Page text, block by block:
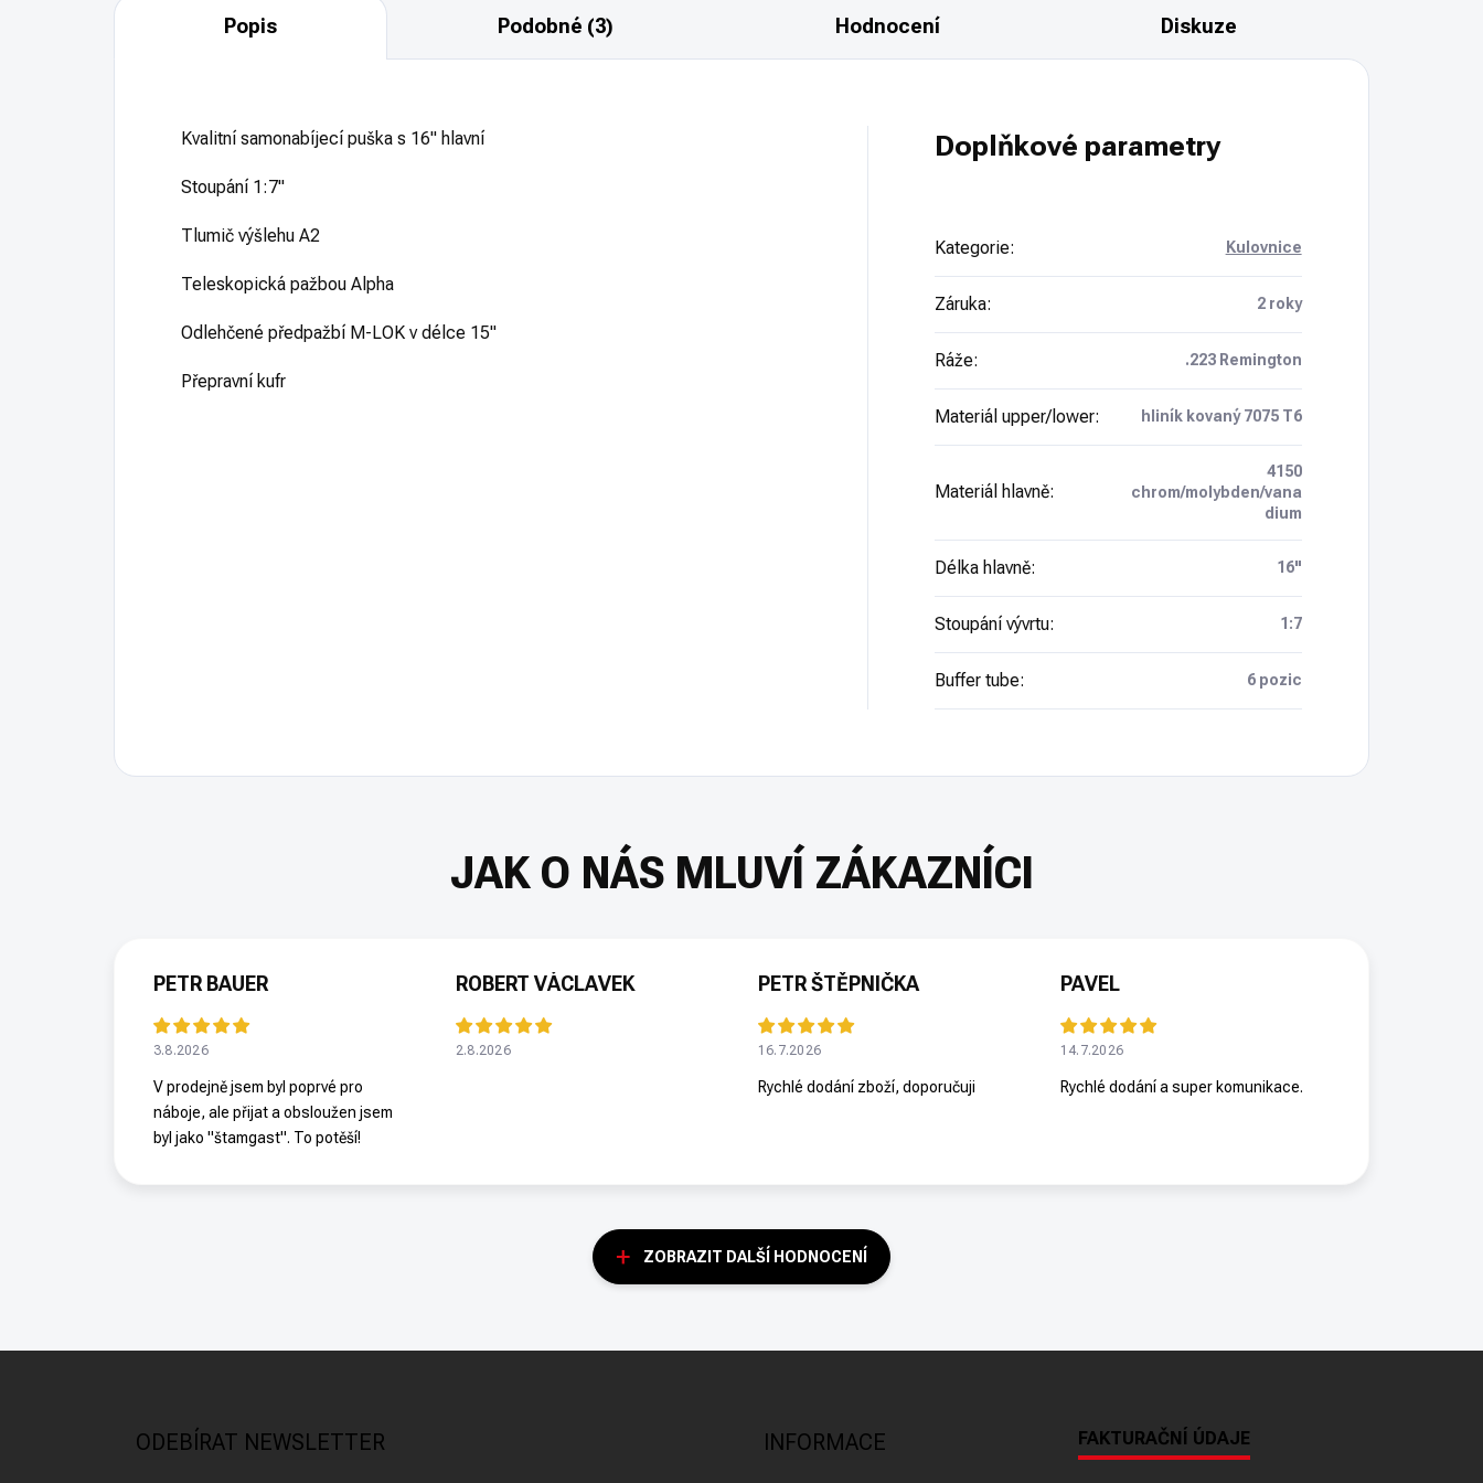
Popis Podobné (3) Hodnocení Diskuze
Kvalitní samonabíjecí puška s 16" hlavní
Stoupání 1:7"
Tlumič výšlehu A2
Teleskopická pažbou Alpha
Odlehčené předpažbí M-LOK v délce 15"
Přepravní kufr
Doplňkové parametry
Kategorie: Kulovnice
Záruka: 2 roky
Ráže: .223 Remington
Materiál upper/lower: hliník kovaný 7075 T6
Materiál hlavně:
4150
chrom/molybden/vana
dium
Délka hlavně: 16"
Stoupání vývrtu: 1:7
Buffer tube: 6 pozic
PETR BAUER
3.8.2026
V prodejně jsem byl poprvé pro
náboje, ale přijat a obsloužen jsem
byl jako "štamgast". To potěší!
ROBERT VÁCLAVEK
2.8.2026
PETR ŠTĚPNIČKA
16.7.2026
Rychlé dodání zboží, doporučuji
PAVEL
14.7.2026
Rychlé dodání a super komunikace.
ZOBRAZIT DALŠÍ HODNOCENÍ
ODEBÍRAT NEWSLETTER INFORMACE FAKTURAČNÍ ÚDAJE